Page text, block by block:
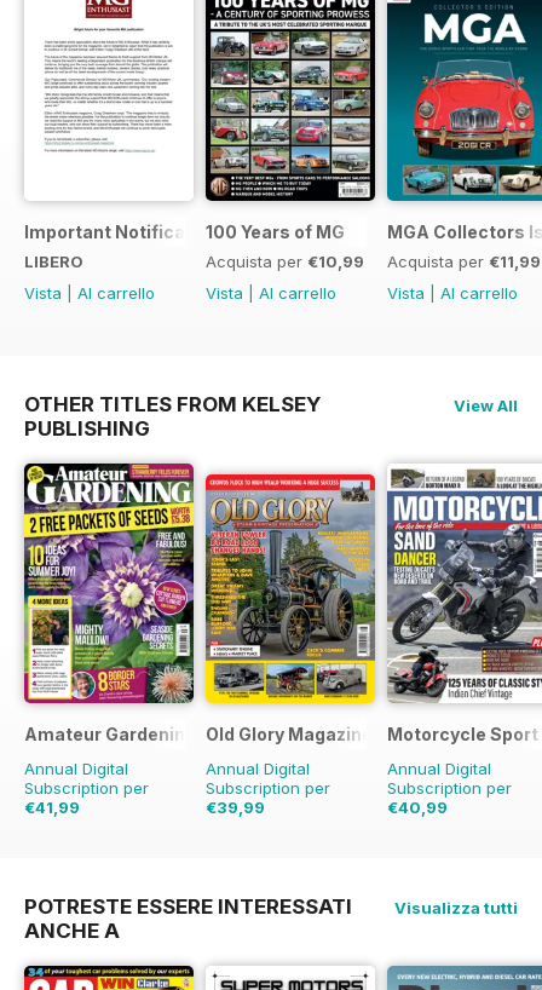
Important Notification Update
LIBERO
Vista
Al carrello
100 Years of MG
Acquista per €10,99
Vista
Al carrello
MGA Collectors
Acquista per €11,99
Vista
Al carrello
OTHER TITLES FROM KELSEY
PUBLISHING
View All
Amateur Gardening
Annual Digital
Subscription per
€41,99
Old Glory Magazine
Annual Digital
Subscription per
€39,99
Motorcycle Sport
Annual Digital
Subscription per
€40,99
POTRESTE ESSERE INTERESSATI
ANCHE A
Visualizza tutti